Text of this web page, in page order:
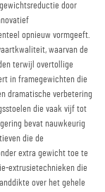
door
opnieuw vormgeeft.
waarvan de
terwijl overtollige
in framegewichten die
dramatische verbetering
die vaak vijf tot
bevat nauwkeurig
die de
extra gewicht toe te
extrusietechnieken die
over het gehele